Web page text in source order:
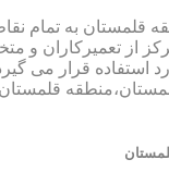
قلمستان به تمام
از تعمیرکاران و
استفاده قرار می